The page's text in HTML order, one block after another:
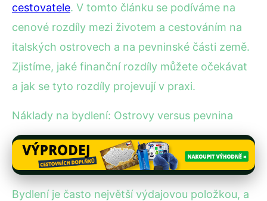
cestovatele. V tomto článku se podíváme na
cenové rozdíly mezi životem a cestováním na
italských ostrovech a na pevninské části země.
Zjistíme, jaké finanční rozdíly můžete očekávat
a jak se tyto rozdíly projevují v praxi.
Náklady na bydlení: Ostrovy versus pevnina
Bydlení je často největší výdajovou položkou, a